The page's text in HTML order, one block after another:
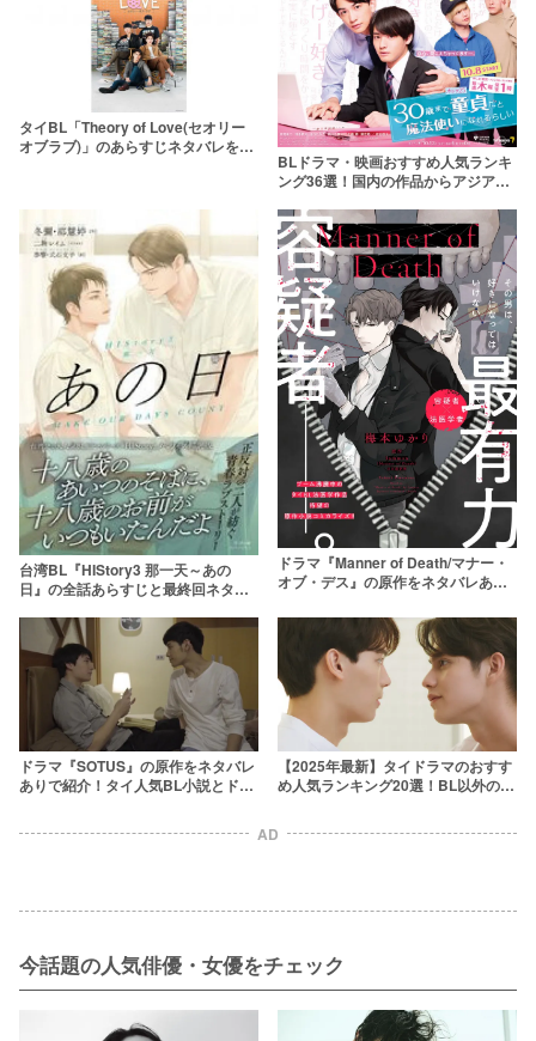
タイBL「Theory of Love(セオリー
オブラブ)」のあらすじネタバレを最
BLドラマ・映画おすすめ人気ランキ
ング36選！国内の作品からアジアBL
台湾BL『HIStory3 那一天～あの
日』の全話あらすじと最終回ネタバ
ドラマ『Manner of Death/マナー・
オブ・デス』の原作をネタバレあり
ドラマ『SOTUS』の原作をネタバレ
ありで紹介！タイ人気BL小説とドラ
【2025年最新】タイドラマのおすす
め人気ランキング20選！BL以外の作
AD
今話題の人気俳優・女優をチェック